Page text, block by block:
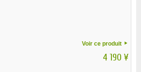
Voir ce produit
4 190 ¥